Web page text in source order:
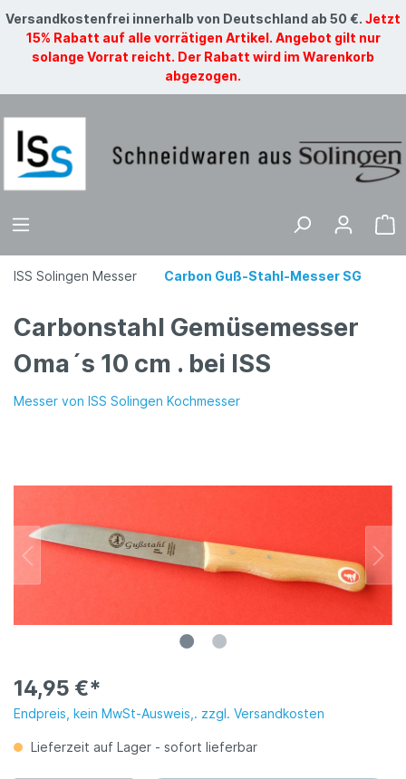
Versandkostenfrei innerhalb von Deutschland ab 50 €. Jetzt
15% Rabatt auf alle vorrätigen Artikel. Angebot gilt nur
solange Vorrat reicht. Der Rabatt wird im Warenkorb
abgezogen.
ISS Solingen Messer Carbon Guß-Stahl-Messer SG
Carbonstahl Gemüsemesser
Oma´s 10 cm . bei ISS
Messer von ISS Solingen Kochmesser
14,95 €*
Endpreis, kein MwSt-Ausweis,. zzgl. Versandkosten
Lieferzeit auf Lager - sofort lieferbar